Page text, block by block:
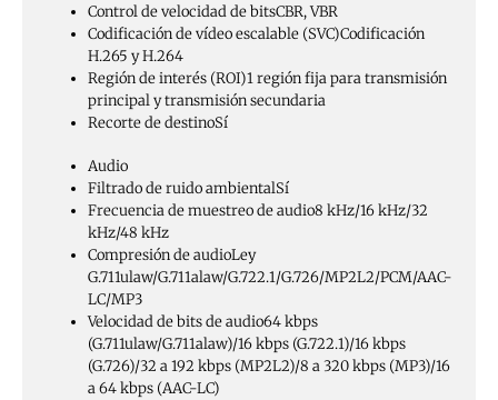
Control de velocidad de bitsCBR, VBR
Codificación de vídeo escalable (SVC)Codificación
H.265 y H.264
Región de interés (ROI)1 región fija para transmisión
principal y transmisión secundaria
Recorte de destinoSí
Audio
Filtrado de ruido ambientalSí
Frecuencia de muestreo de audio8 kHz/16 kHz/32
kHz/48 kHz
Compresión de audioLey
G.711ulaw/G.711alaw/G.722.1/G.726/MP2L2/PCM/AAC-
LC/MP3
Velocidad de bits de audio64 kbps
(G.711ulaw/G.711alaw)/16 kbps (G.722.1)/16 kbps
(G.726)/32 a 192 kbps (MP2L2)/8 a 320 kbps (MP3)/16
a 64 kbps (AAC-LC)